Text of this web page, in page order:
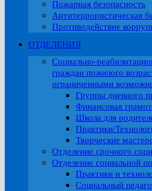
Пожарная безопасность
Антитеррористическая
Противодействие
ОТДЕЛЕНИЯ
Социально-
граждан пожилого
ограниченными
Группы дневного
Финансовая
Школа для
Практики/
Творческие
Отделение срочного
Отделение социальной
Практики и
Социальный